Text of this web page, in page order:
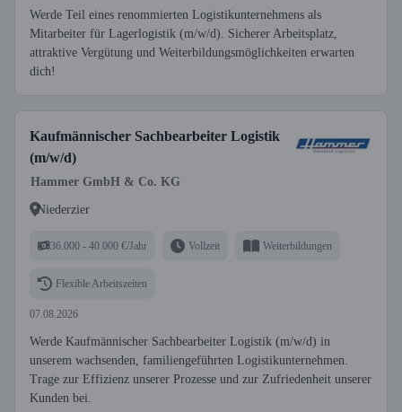
Werde Teil eines renommierten Logistikunternehmens als
Mitarbeiter für Lagerlogistik (m/w/d). Sicherer Arbeitsplatz,
attraktive Vergütung und Weiterbildungsmöglichkeiten erwarten
dich!
Kaufmännischer Sachbearbeiter Logistik
(m/w/d)
Hammer GmbH & Co. KG
Niederzier
36.000 - 40.000 €/Jahr Vollzeit Weiterbildungen
Flexible Arbeitszeiten
07.08.2026
Werde Kaufmännischer Sachbearbeiter Logistik (m/w/d) in
unserem wachsenden, familiengeführten Logistikunternehmen.
Trage zur Effizienz unserer Prozesse und zur Zufriedenheit unserer
Kunden bei.